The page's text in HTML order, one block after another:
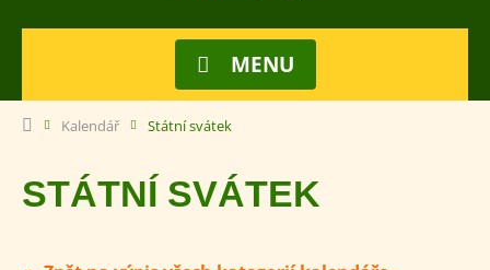
MENU
Kalendář Státní svátek
STÁTNÍ SVÁTEK